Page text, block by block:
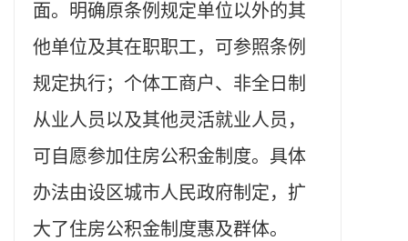
面。明确原条例规定单位以外的其
他单位及其在职职工，可参照条例
规定执行；个体工商户、非全日制
从业人员以及其他灵活就业人员，
可自愿参加住房公积金制度。具体
办法由设区城市人民政府制定，扩
大了住房公积金制度惠及群体。